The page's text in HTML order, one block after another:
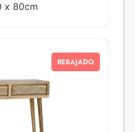
x 80cm
REBAJADO